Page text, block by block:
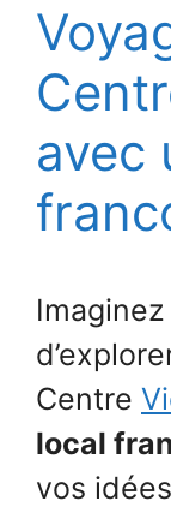
avec
Centre
local
vos